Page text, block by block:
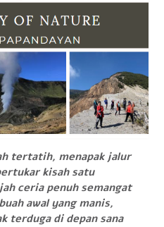
tertatih, menapak jalur
kisah satu
ceria penuh semangat
awal yang manis,
terduga di depan sana